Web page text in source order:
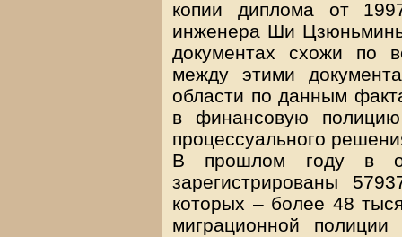
копии диплома от
инженера Ши
документах схожи по
между этими
области по данным
в финансовую
процессуального
В прошлом году в
зарегистрированы
которых – более 48
миграционной полиции